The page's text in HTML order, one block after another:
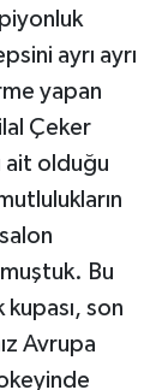
ayrı ayrı
yapan
Çeker
ait olduğu
Bu
kupası, son
Avrupa